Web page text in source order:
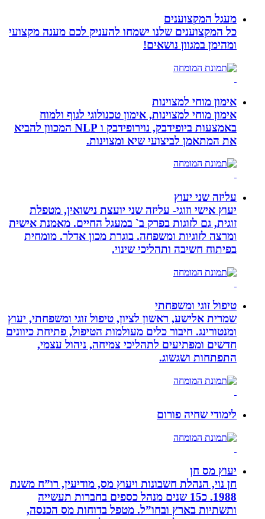
מעגל המקצוענים
כל המקצוענים שלנו ישמחו להעניק לכם מענה מקצועי
ומהימן במגוון נושאים!
אימון מוחי למצוינות
אימון מוחי למצוינות, אימון טכנולוגי לגוף ולמוח
באמצעות ביופידבק, נוירופידבק ו NLP המכוון להביא
את המתאמן לביצועי שיא ומצוינות.
עליזה שני יעוץ
יעוץ אישי וזוגי- עליזה שני יועצת נישואין, מטפלת
זוגית, גם לזוגות בפרק ב` במעגל החיים. מאמנת אישית
ומרצה לזוגיות ומשפחה. בוגרת מכון אדלר. מומחית
בפיתוח חשיבה ותהליכי שינוי.
טיפול זוגי ומשפחתי
שמרית אלישע, ראשון לציון, טיפול זוגי ומשפחתי, יעוץ
ומנטורינג. חיבור כלים מעולמות הטיפול, פתיחת כיוונים
חדשים ומפתיעים לתהליכי צמיחה, ניהול עצמי,
התפתחות ושגשוג.
לימודי שחיה פורום
יעוץ מס חן
חן נוי, הנהלת חשבונות ויעוץ מס, מודיעין, רו”ח משנת
1988. כ15 שנים מנהל כספים בחברות תעשייה
ותשתיות בארץ ובחו”ל. מטפל בדוחות מס הכנסה,